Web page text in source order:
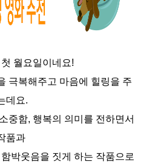
월요일이네요!
극복해주고 마음에 힐링을 주
데요.
중함, 행복의 의미를 전하면서
품과
박웃음을 짓게 하는 작품으로